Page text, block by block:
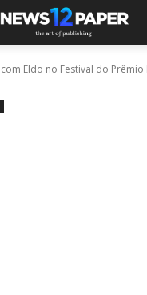
Eldo no Festival do Prêmio